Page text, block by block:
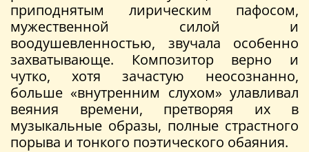
приподнятым лирическим пафосом,
мужественной силой и
воодушевленностью, звучала особенно
захватывающе. Композитор верно и
чутко, хотя зачастую неосознанно,
больше «внутренним слухом» улавливал
веяния времени, претворяя их в
музыкальные образы, полные страстного
порыва и тонкого поэтического обаяния.